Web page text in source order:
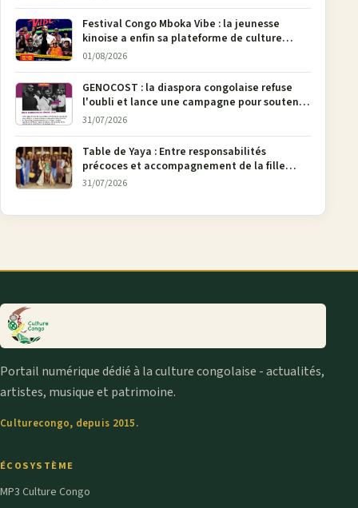
Festival Congo Mboka Vibe : la jeunesse
kinoise a enfin sa plateforme de culture
urbaine
01/08/2026
GENOCOST : la diaspora congolaise refuse
l'oubli et lance une campagne pour soutenir
la pétition FONAREV depuis Bruxelles
31/07/2026
Table de Yaya : Entre responsabilités
précoces et accompagnement de la fille
aînée, la diaspora en débat
31/07/2026
Portail numérique dédié à la culture congolaise - actualités,
artistes, musique et patrimoine.
Culturecongo, depuis 2015.
ÉCOSYSTÈME
MP3 Culture Congo